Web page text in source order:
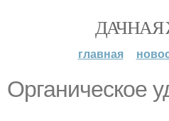
ДАЧНАЯ
главная
Органическое